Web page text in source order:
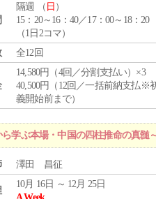
隔週 （ 日 ）
15：20～16：40／17：00～18：20
（1日2コマ）
全12回
14,580円（4回／分割支払い）×3
40,500円（12回／一括前納支払※
義開始前まで）
学ぶ本場・中国の四柱推命の真髄
澤田 昌征
10月 16日 ～ 12月 25日